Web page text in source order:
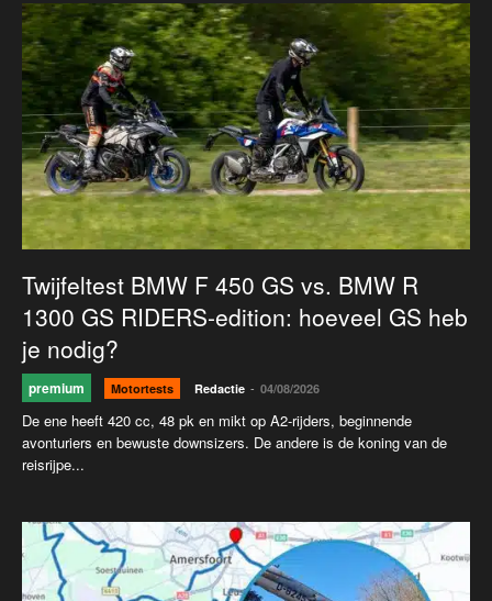
Twijfeltest BMW F 450 GS vs. BMW R
1300 GS RIDERS-edition: hoeveel GS heb
je nodig?
premium Motortests Redactie - 04/08/2026
De ene heeft 420 cc, 48 pk en mikt op A2-rijders, beginnende
avonturiers en bewuste downsizers. De andere is de koning van de
reisrijpe...